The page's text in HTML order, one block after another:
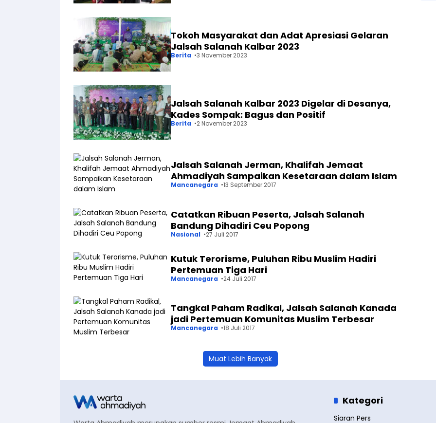
Tokoh Masyarakat dan Adat Apresiasi Gelaran
Jalsah Salanah Kalbar 2023
Berita 3 November 2023
Jalsah Salanah Kalbar 2023 Digelar di Desanya,
Kades Sompak: Bagus dan Positif
Berita 2 November 2023
Jalsah Salanah Jerman, Khalifah Jemaat
Ahmadiyah Sampaikan Kesetaraan dalam Islam
Mancanegara 13 September 2017
Catatkan Ribuan Peserta, Jalsah Salanah
Bandung Dihadiri Ceu Popong
Nasional 27 Juli 2017
Kutuk Terorisme, Puluhan Ribu Muslim Hadiri
Pertemuan Tiga Hari
Mancanegara 24 Juli 2017
Tangkal Paham Radikal, Jalsah Salanah Kanada
jadi Pertemuan Komunitas Muslim Terbesar
Mancanegara 18 Juli 2017
Muat Lebih Banyak
Kategori
Siaran Pers